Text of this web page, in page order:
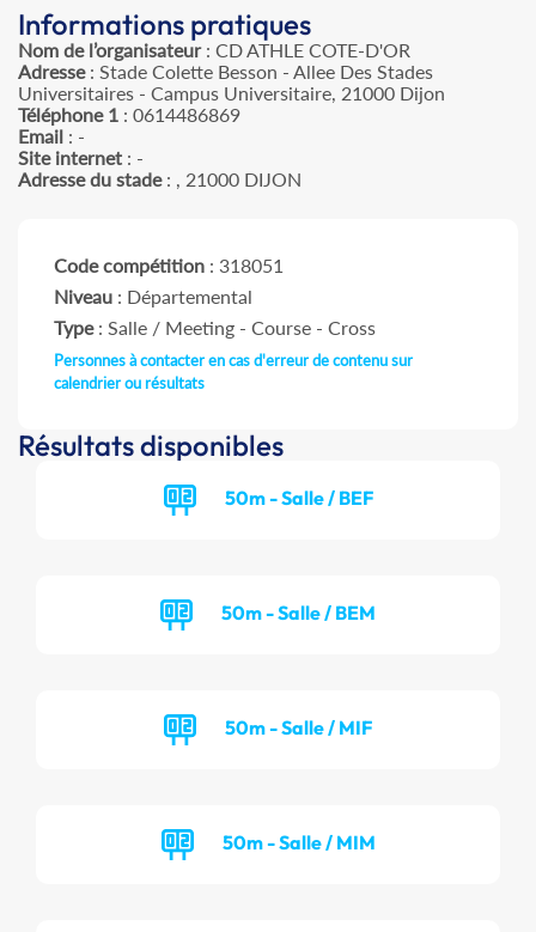
Informations pratiques
Nom de l’organisateur: CD ATHLE COTE-D'OR
Adresse: Stade Colette Besson - Allee Des Stades
Universitaires - Campus Universitaire, 21000 Dijon
Téléphone 1 : 0614486869
Email : -
Site internet : -
Adresse du stade: , 21000 DIJON
Code compétition : 318051
Niveau : Départemental
Type: Salle / Meeting - Course - Cross
Personnes à contacter en cas d'erreur de contenu sur
calendrier ou résultats
Résultats disponibles
50m - Salle / BEF
50m - Salle / BEM
50m - Salle / MIF
50m - Salle / MIM